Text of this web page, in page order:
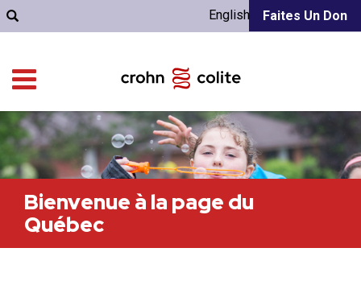
Faites Un Don
English
Bienvenue à la page du
Québec